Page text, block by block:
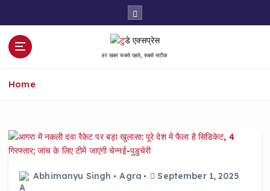
हर खबर सबसे पहले, सबसे सटीक
Home
Abhimanyu Singh Agra September 1, 2025